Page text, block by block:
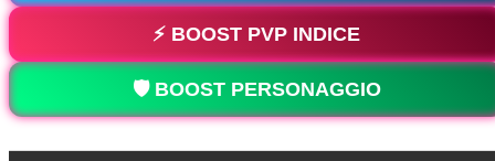
⚡ BOOST PVP INDICE
🛡️ BOOST PERSONAGGIO